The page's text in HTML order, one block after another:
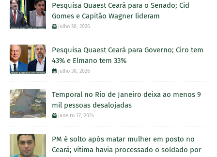
Pesquisa Quaest Ceará para o Senado; Cid
Gomes e Capitão Wagner lideram
julho 30, 2026
Pesquisa Quaest Ceará para Governo; Ciro tem
43% e Elmano tem 33%
julho 30, 2026
Temporal no Rio de Janeiro deixa ao menos 9
mil pessoas desalojadas
janeiro 17, 2024
PM é solto após matar mulher em posto no
Ceará; vítima havia processado o soldado por